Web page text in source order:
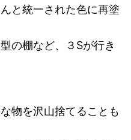
と統一された色に再塗
の棚など、３Sが行き
物を沢山捨てることも